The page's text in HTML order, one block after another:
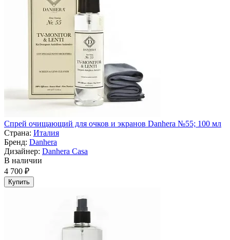
Спрей очищающий для очков и экранов Danhera №55; 100 мл
Страна: Италия
Бренд: Danhera
Дизайнер: Danhera Casa
В наличии
4 700 ₽
Купить